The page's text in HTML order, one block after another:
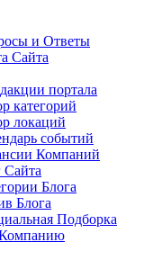
и Ответы
Сайта
портала
категорий
локаций
событий
Компаний
Сайта
Блога
Блога
Подборка